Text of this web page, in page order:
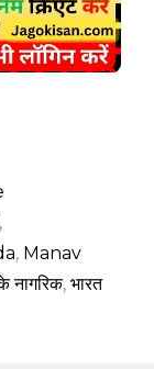
,
, Manav
नागरिक, भारत